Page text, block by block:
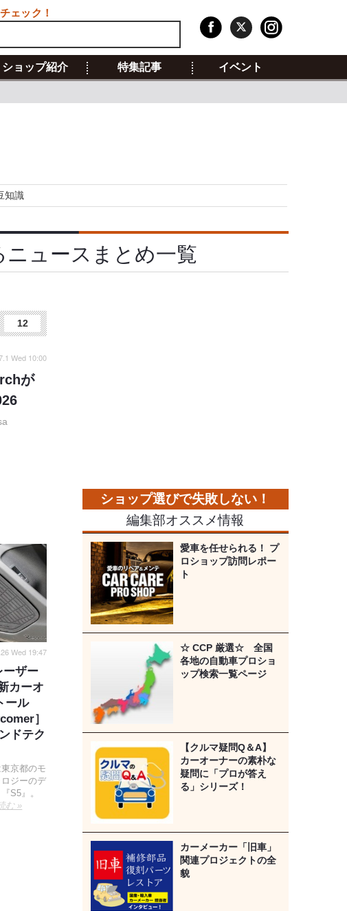
ショップ紹介 特集記事 イベント
知識
ュースまとめ一覧
12
Wed 10:00
が
Wed 19:47
ーザー
カーオ
ール
］
ドテク
京都のモ
ジーのデ
S5』。
む »
編集部オススメ情報
愛車を任せられる！ プ
ロショップ訪問レポー
ト
☆ CCP 厳選☆ 全国
各地の自動車プロショ
ップ検索一覧ページ
【クルマ疑問Q＆A】
カーオーナーの素朴な
疑問に「プロが答え
る」シリーズ！
カーメーカー「旧車」
関連プロジェクトの全
貌
ェック！